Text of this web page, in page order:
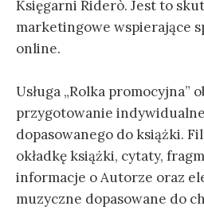
Księgarni Riderò. Jest to
marketingowe wspierające
online.
Usługa „Rolka promocyjna”
przygotowanie
dopasowanego do książki.
okładkę książki, cytaty,
informacje o Autorze oraz
muzyczne dopasowane do